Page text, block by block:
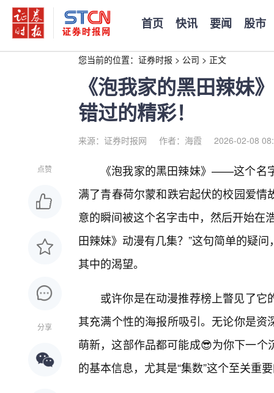
首页 快讯 要闻 股市
您当前的位置： 证券时报 > 公司 > 正文
《泡我家的黑田辣妹
错过的精彩！
来源：证券时报网 作者：海霞 2026-02-08
点赞
分享
《泡我家的黑田辣妹》——这个名
满了青春荷尔蒙和跌宕起伏的校园爱
意的瞬间被这个名字击中，然后开始在
田辣妹》动漫有几集？”这句简单的疑
其中的渴望。
或许你是在动漫推荐榜上瞥见了
其充满个性的海报所吸引。无论你是
萌新，这部作品都可能成😎为你下一
的基本信息，尤其是“集数”这个至关重